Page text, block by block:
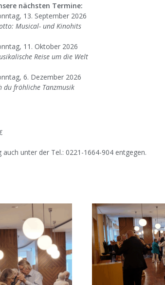
nächsten Termine:
13. September 2026
Musical- und Kinohits
11. Oktober 2026
Reise um die Welt
6. Dezember 2026
du fröhliche Tanzmusik
unter der Tel.: 0221-1664-904 entgegen.